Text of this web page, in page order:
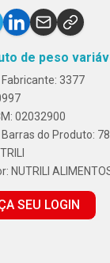
de peso
3377
02032900
do Produto:
NUTRILI
SEU LOGIN